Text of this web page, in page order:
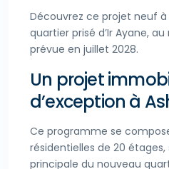
Découvrez ce projet neuf à
quartier prisé d’Ir Ayane,
prévue en juillet 2028.
Un projet
d’exception à
Ce programme se
résidentielles de 20 étages,
principale du nouveau